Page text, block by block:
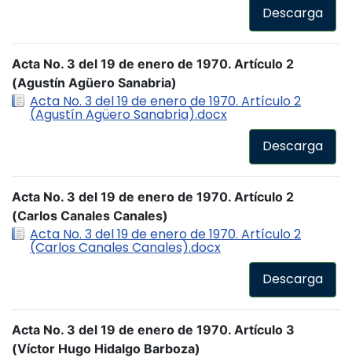
Descarga
Acta No. 3 del 19 de enero de 1970. Artículo 2
(Agustín Agüero Sanabria)
Acta No. 3 del 19 de enero de 1970. Artículo 2
(Agustín Agüero Sanabria).docx
Descarga
Acta No. 3 del 19 de enero de 1970. Artículo 2
(Carlos Canales Canales)
Acta No. 3 del 19 de enero de 1970. Artículo 2
(Carlos Canales Canales).docx
Descarga
Acta No. 3 del 19 de enero de 1970. Artículo 3
(Víctor Hugo Hidalgo Barboza)